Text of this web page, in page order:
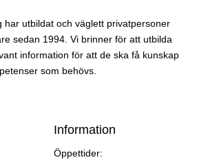
har utbildat och väglett privatpersoner
sedan 1994. Vi brinner för att utbilda
information för att de ska få kunskap
som behövs.
Information
Öppettider: